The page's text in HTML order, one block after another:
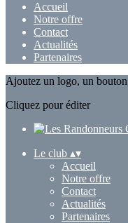
Accueil
Notre offre
Contact
Actualités
Partenaires
Ajoutez un logo, un
Cliquez pour éditer
Le club ▴▾
Accueil
Notre offre
Contact
Actualités
Partenaires